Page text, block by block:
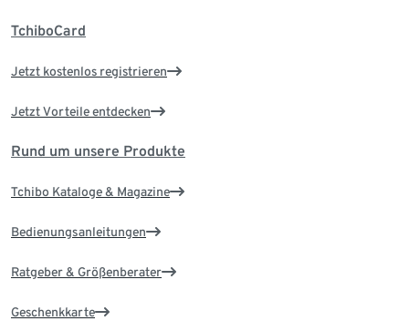
TchiboCard
Jetzt kostenlos registrieren
Jetzt Vorteile entdecken
Rund um unsere Produkte
Tchibo Kataloge & Magazine
Bedienungsanleitungen
Ratgeber & Größenberater
Geschenkkarte